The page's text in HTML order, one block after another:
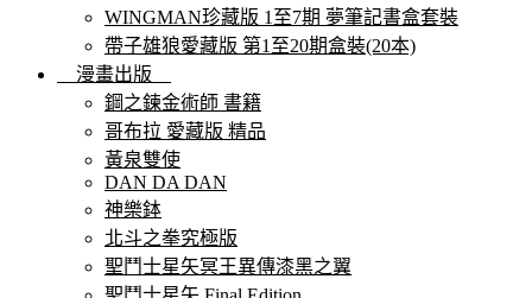
WINGMAN珍藏版 1至7期 夢筆記書盒套裝
帶子雄狼愛藏版 第1至20期盒裝(20本)
漫畫出版
鋼之鍊金術師 書籍
哥布拉 愛藏版 精品
黃泉雙使
DAN DA DAN
神樂鉢
北斗之拳究極版
聖鬥士星矢冥王異傳漆黑之翼